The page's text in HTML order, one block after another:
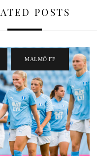
POSTS
, MALMÖ FF